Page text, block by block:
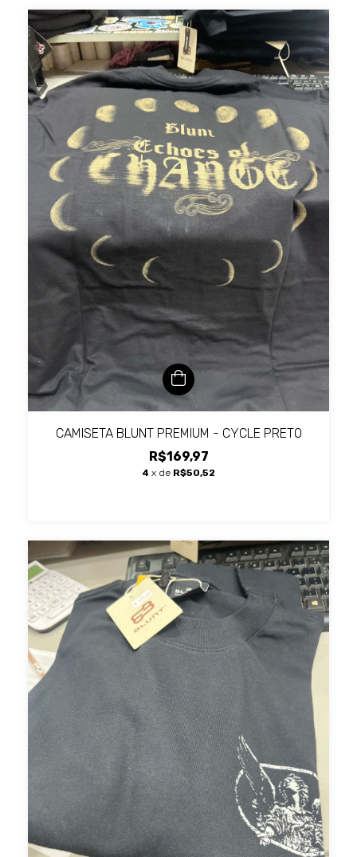
CAMISETA BLUNT PREMIUM - CYCLE PRETO
R$169,97
4 x de R$50,52